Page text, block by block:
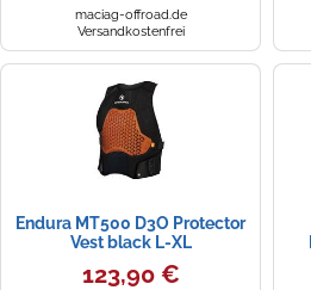
maciag-offroad.de
Versandkostenfrei
Endura MT500 D3O Protector
Vest black L-XL
123,90 €